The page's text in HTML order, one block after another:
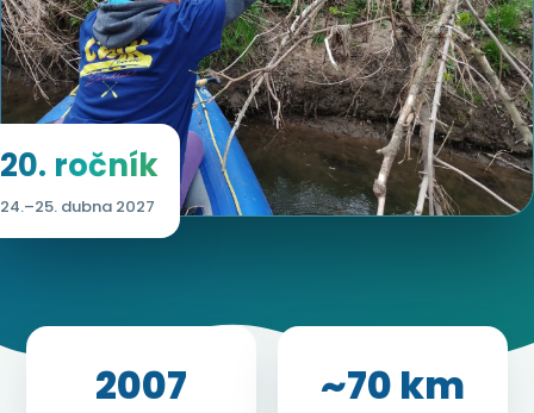
20. ročník
24.–25. dubna 2027
2007 ~70 km